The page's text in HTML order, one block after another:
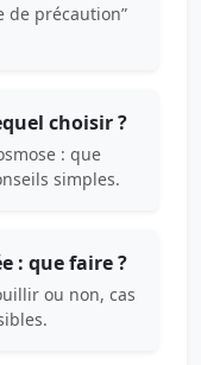
de précaution”
choisir ?
: que
simples.
: que faire ?
ou non, cas